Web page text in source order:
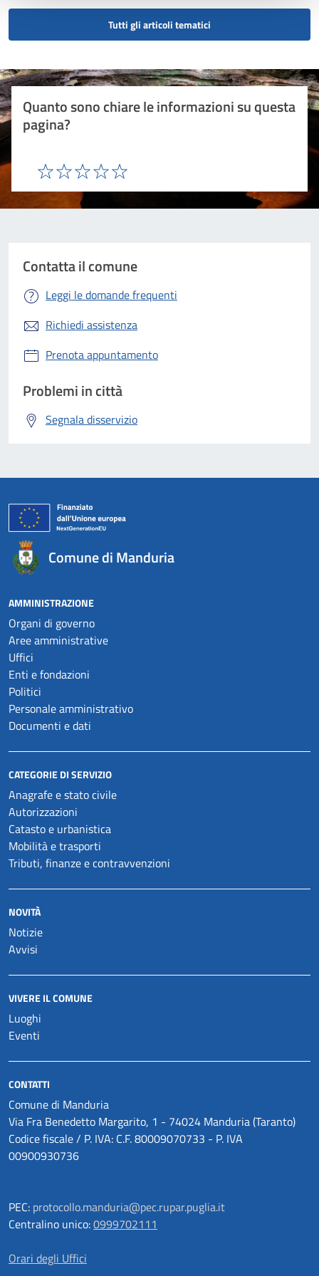
Tutti gli articoli tematici
Quanto sono chiare le informazioni su questa
pagina?
Valuta 5 stelle su 5
Valuta 4 stelle su 5
Valuta 3 stelle su 5
Valuta 2 stelle su 5
Valuta 1 stelle su 5
Contatta il comune
Leggi le domande frequenti
Richiedi assistenza
Prenota appuntamento
Problemi in città
Segnala disservizio
Comune di Manduria
AMMINISTRAZIONE
Organi di governo
Aree amministrative
Uffici
Enti e fondazioni
Politici
Personale amministrativo
Documenti e dati
CATEGORIE DI SERVIZIO
Anagrafe e stato civile
Autorizzazioni
Catasto e urbanistica
Mobilità e trasporti
Tributi, finanze e contravvenzioni
NOVITÀ
Notizie
Avvisi
VIVERE IL COMUNE
Luoghi
Eventi
CONTATTI
Comune di Manduria
Via Fra Benedetto Margarito, 1 - 74024 Manduria (Taranto)
Codice fiscale / P. IVA: C.F. 80009070733 - P. IVA
00900930736
PEC: protocollo.manduria@pec.rupar.puglia.it
Centralino unico:0999702111
Orari degli Uffici